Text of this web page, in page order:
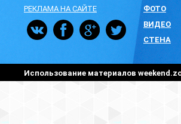
РЕКЛАМА НА САЙТЕ
ФОТО
ВИДЕО
СТЕНА
Использование материалов